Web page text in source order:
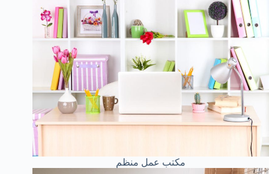
مكتب عمل منظم